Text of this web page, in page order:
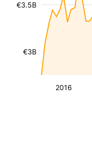
2016
€3B
€3.5B